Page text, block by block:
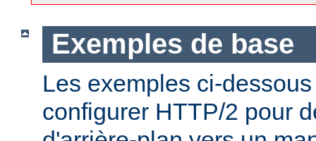
Exemples de base
Les exemples ci-
configurer HTTP/2 pour